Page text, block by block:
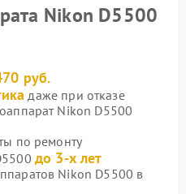
Nikon D5500
руб.
даже при отказе
Nikon D5500
по ремонту
до 3-х лет
Nikon D5500 в